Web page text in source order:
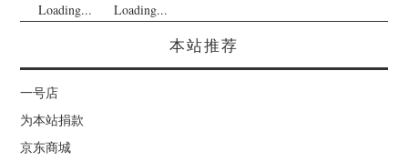
Loading... Loading...
本站推荐
一号店
为本站捐款
京东商城